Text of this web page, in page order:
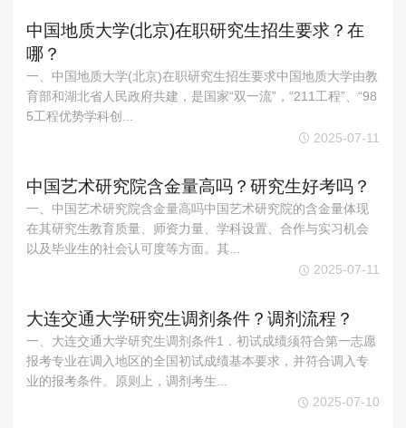
中国地质大学(北京)在职研究生招生要求？在
哪？
一、中国地质大学(北京)在职研究生招生要求中国地质大学由教
育部和湖北省人民政府共建，是国家“双一流”，“211工程”、“98
5工程优势学科创...
2025-07-11
中国艺术研究院含金量高吗？研究生好考吗？
一、中国艺术研究院含金量高吗中国艺术研究院的含金量体现
在其研究生教育质量、师资力量、学科设置、合作与实习机会
以及毕业生的社会认可度等方面。其...
2025-07-11
大连交通大学研究生调剂条件？调剂流程？
一、大连交通大学研究生调剂条件1．初试成绩须符合第一志愿
报考专业在调入地区的全国初试成绩基本要求，并符合调入专
业的报考条件。原则上，调剂考生...
2025-07-10